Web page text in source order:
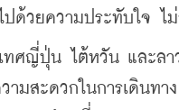
ด้วยความประทับใจ ไ
ญี่ปุ่น ไต้หวัน และลาว
ามสะดวกในการเดินท